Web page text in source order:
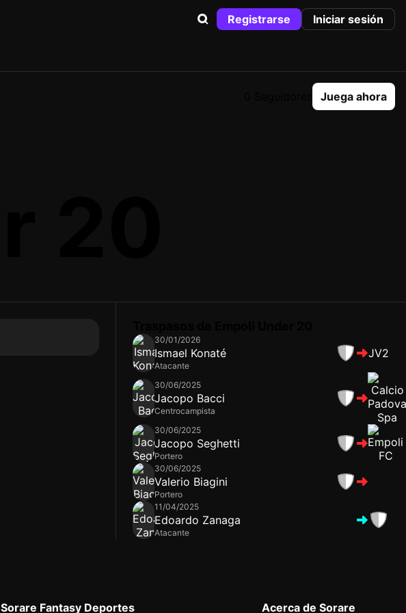
Registrarse Iniciar sesión
Juega ahora
30/01/2026
Ismael Konaté
Atacante
JV2
30/06/2025
Jacopo Bacci
Centrocampista
30/06/2025
Jacopo Seghetti
Portero
30/06/2025
Valerio Biagini
Portero
11/04/2025
Edoardo Zanaga
Atacante
Sorare Fantasy Deportes Acerca de Sorare